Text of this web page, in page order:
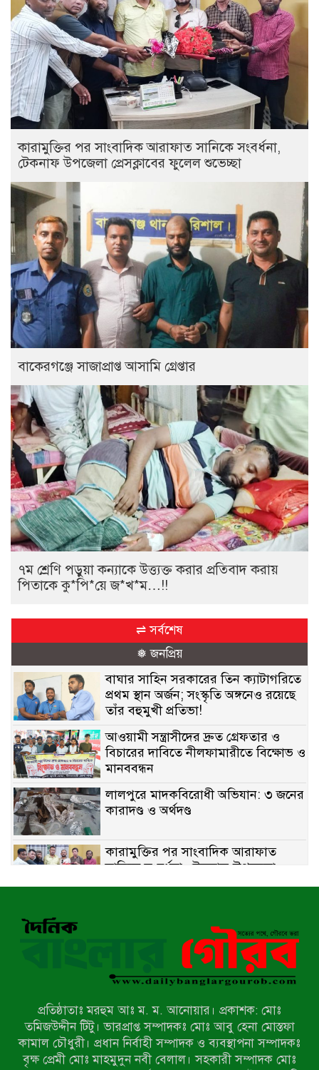
কারামুক্তির পর সাংবাদিক আরাফাত সানিকে সংবর্ধনা,
টেকনাফ উপজেলা প্রেসক্লাবের ফুলেল শুভেচ্ছা
বাকেরগঞ্জে সাজাপ্রাপ্ত আসামি গ্রেপ্তার
৭ম শ্রেণি পড়ুয়া কন্যাকে উত্ত্যক্ত করার প্রতিবাদ করায়
পিতাকে কু*পি*য়ে জ*খ*ম…!!
⇌ সর্বশেষ
❅ জনপ্রিয়
বাঘার সাহিন সরকারের তিন ক্যাটাগরিতে
প্রথম স্থান অর্জন; সংস্কৃতি অঙ্গনেও রয়েছে
তাঁর বহুমুখী প্রতিভা!
আওয়ামী সন্ত্রাসীদের দ্রুত গ্রেফতার ও
বিচারের দাবিতে নীলফামারীতে বিক্ষোভ ও
মানববন্ধন
লালপুরে মাদকবিরোধী অভিযান: ৩ জনের
কারাদণ্ড ও অর্থদণ্ড
কারামুক্তির পর সাংবাদিক আরাফাত
সানিকে সংবর্ধনা, টেকনাফ উপজেলা
প্রেসক্লাবের ফুলেল শুভেচ্ছা
মিয়ানমারের সীমান্তে স্থলমাইন বিস্ফোরণ:
উখিয়ার এক যুবকের পা বিচ্ছিন্ন
৭ম শ্রেণি পড়ুয়া কন্যাকে উত্ত্যক্ত করার
প্রতিবাদ করায় পিতাকে কু*পি*য়ে
জ*খ*ম…!!
প্রতিষ্ঠাতাঃ মরহুম আঃ ম. ম. আনোয়ার। প্রকাশক: মোঃ
তমিজউদ্দীন টিটু। ভারপ্রাপ্ত সম্পাদকঃ মোঃ আবু হেনা মোস্তফা
কামাল চৌধুরী। প্রধান নির্বাহী সম্পাদক ও ব্যবস্থাপনা সম্পাদকঃ
বৃক্ষ প্রেমী মোঃ মাহমুদুন নবী বেলাল। সহকারী সম্পাদক মোঃ